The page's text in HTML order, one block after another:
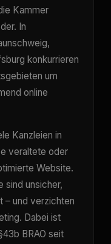
Kammer
In
konkurrieren
um
online
Kanzleien in
veraltete oder
Website.
sind unsicher,
– und verzichten
Dabei ist
BRAO seit